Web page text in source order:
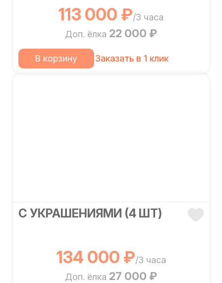
113 000 ₽/3 часа
Доп. ёлка 22 000 ₽
В корзину Заказать в 1 клик
С УКРАШЕНИЯМИ (4 ШТ)
134 000 ₽/3 часа
Доп. ёлка 27 000 ₽